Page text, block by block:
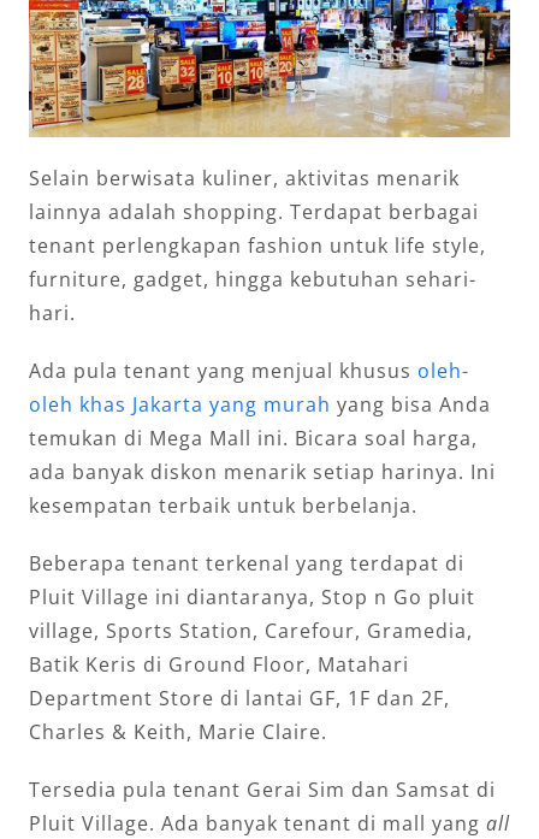
Selain berwisata kuliner, aktivitas menarik
lainnya adalah shopping. Terdapat berbagai
tenant perlengkapan fashion untuk life style,
furniture, gadget, hingga kebutuhan sehari-
hari.
Ada pula tenant yang menjual khusus oleh-
oleh khas Jakarta yang murah yang bisa Anda
temukan di Mega Mall ini. Bicara soal harga,
ada banyak diskon menarik setiap harinya. Ini
kesempatan terbaik untuk berbelanja.
Beberapa tenant terkenal yang terdapat di
Pluit Village ini diantaranya, Stop n Go pluit
village, Sports Station, Carefour, Gramedia,
Batik Keris di Ground Floor, Matahari
Department Store di lantai GF, 1F dan 2F,
Charles & Keith, Marie Claire.
Tersedia pula tenant Gerai Sim dan Samsat di
Pluit Village. Ada banyak tenant di mall yang all